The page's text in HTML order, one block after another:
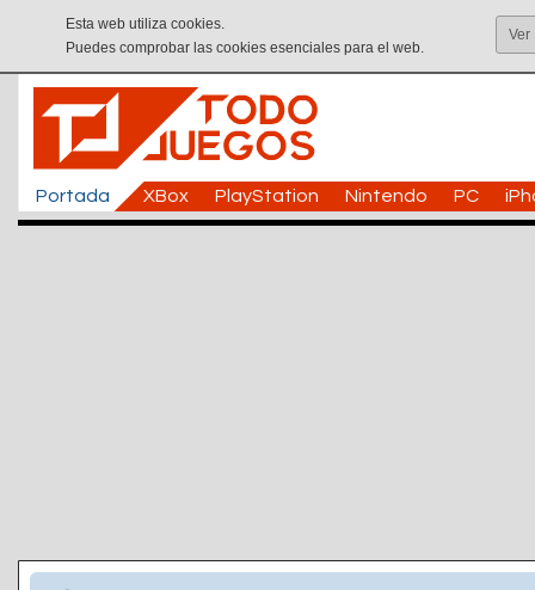
Esta web utiliza cookies.
Puedes comprobar las cookies esenciales para el web.
Ver
Portada XBox PlayStation Nintendo PC